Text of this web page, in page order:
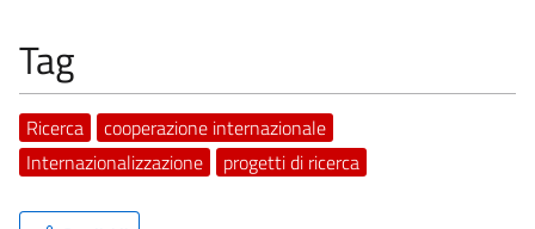
Tag
Ricerca
cooperazione internazionale
Internazionalizzazione
progetti di ricerca